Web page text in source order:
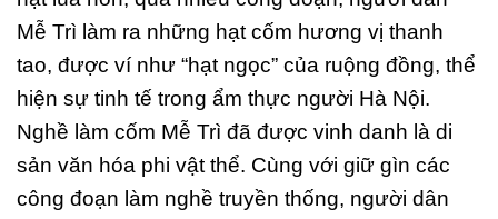
Mễ Trì làm ra những hạt cốm hương vị thanh
tao, được ví như “hạt ngọc” của ruộng đồng, thể
hiện sự tinh tế trong ẩm thực người Hà Nội.
Nghề làm cốm Mễ Trì đã được vinh danh là di
sản văn hóa phi vật thể. Cùng với giữ gìn các
công đoạn làm nghề truyền thống, người dân